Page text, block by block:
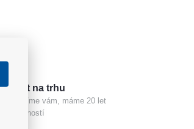
20 let na trhu
Poradíme vám, máme 20 let
zkušeností